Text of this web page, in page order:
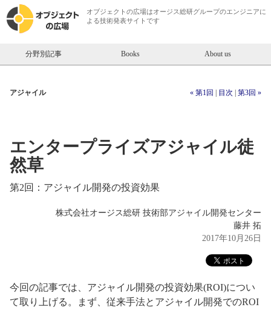
オブジェクトの広場はオージス総研グループのエンジニアに
よる技術発表サイトです
分野別記事 Books About us
« 第1回 目次 第3回 »
アジャイル
エンタープライズアジャイル徒
然草
第2回：アジャイル開発の投資効果
株式会社オージス総研 技術部アジャイル開発センター
藤井 拓
2017年10月26日
今回の記事では、アジャイル開発の投資効果(ROI)につい
て取り上げる。まず、従来手法とアジャイル開発でのROI